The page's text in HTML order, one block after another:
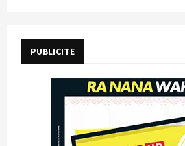
PUBLICITE